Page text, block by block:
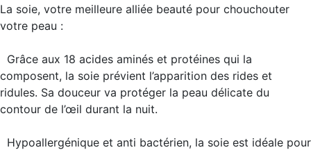
La soie, votre meilleure alliée beauté pour chouchouter
votre peau :
Grâce aux 18 acides aminés et protéines qui la
composent, la soie prévient l’apparition des rides et
ridules. Sa douceur va protéger la peau délicate du
contour de l’œil durant la nuit.
Hypoallergénique et anti bactérien, la soie est idéale pour